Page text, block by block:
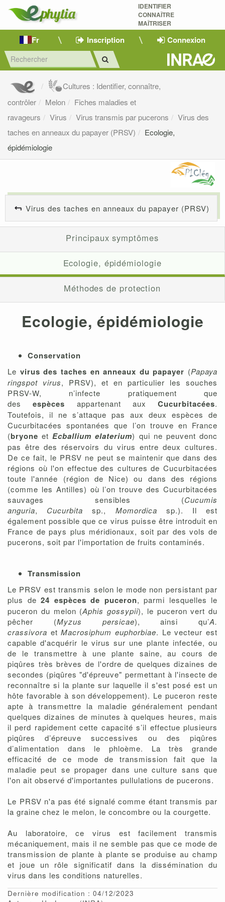
IDENTIFIER
CONNAÎTRE
MAÎTRISER
Fr Inscription Connexion
Cultures : Identifier, connaître,
contrôler
Melon
Fiches maladies et
ravageurs
Virus Virus transmis par pucerons
Virus des
taches en anneaux du papayer (PRSV)
Ecologie,
épidémiologie
Virus des taches en anneaux du papayer (PRSV)
Principaux symptômes
Ecologie, épidémiologie
Méthodes de protection
Ecologie, épidémiologie
Conservation
Le virus des taches en anneaux du papayer (Papaya
ringspot virus, PRSV), et en particulier les souches
PRSV-W, n’infecte pratiquement que
desespèces appartenant aux Cucurbitacées.
Toutefois, il ne s’attaque pas aux deux espèces de
Cucurbitacées spontanées que l’on trouve en France
(bryoneetEcballium elaterium) qui ne peuvent donc
pas être des réservoirs du virus entre deux cultures.
De ce fait, le PRSV ne peut se maintenir que dans des
régions où l'on effectue des cultures de Cucurbitacées
toute l'année (région de Nice) ou dans des régions
(comme les Antilles) où l’on trouve des Cucurbitacées
sauvages sensibles (Cucumis
anguria, Cucurbitasp., Momordica sp.). Il est
également possible que ce virus puisse être introduit en
France de pays plus méridionaux, soit par des vols de
pucerons, soit par l'importation de fruits contaminés.
Transmission
Le PRSV est transmis selon le mode non persistant par
plus de 24 espèces de puceron, parmi lesquelles le
puceron du melon (Aphis gossypii), le puceron vert du
pêcher (Myzus persicae), ainsi qu’A.
crassivora etMacrosiphum euphorbiae. Le vecteur est
capable d'acquérir le virus sur une plante infectée, ou
de le transmettre à une plante saine, au cours de
piqûres très brèves de l'ordre de quelques dizaines de
secondes (piqûres "d'épreuve" permettant à l'insecte de
reconnaître si la plante sur laquelle il s'est posé est un
hôte favorable à son développement). Le puceron reste
apte à transmettre la maladie généralement pendant
quelques dizaines de minutes à quelques heures, mais
il perd rapidement cette capacité s’il effectue plusieurs
piqûres d’épreuve successives ou des piqûres
d’alimentation dans le phloème. La très grande
efficacité de ce mode de transmission fait que la
maladie peut se propager dans une culture sans que
l'on ait observé d'importantes pullulations de pucerons.
Le PRSV n'a pas été signalé comme étant transmis par
la graine chez le melon, le concombre ou la courgette.
Au laboratoire, ce virus est facilement transmis
mécaniquement, mais il ne semble pas que ce mode de
transmission de plante à plante se produise au champ
et joue un rôle significatif dans la dissémination du
virus dans les conditions naturelles.
Dernière modification : 04/12/2023